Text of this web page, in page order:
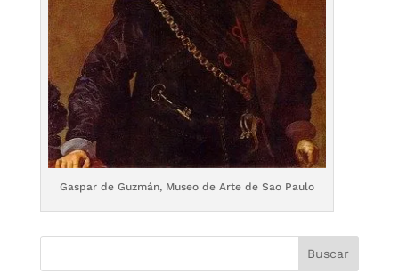
Gaspar de Guzmán, Museo de Arte de Sao Paulo